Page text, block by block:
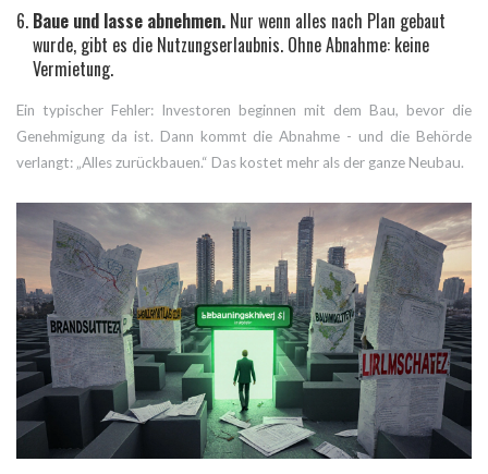
Baue und lasse abnehmen. Nur wenn alles nach Plan gebaut
wurde, gibt es die Nutzungserlaubnis. Ohne Abnahme: keine
Vermietung.
Ein typischer Fehler: Investoren beginnen mit dem Bau, bevor die
Genehmigung da ist. Dann kommt die Abnahme - und die Behörde
verlangt: „Alles zurückbauen.“ Das kostet mehr als der ganze Neubau.